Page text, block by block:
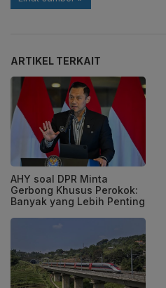
ARTIKEL TERKAIT
AHY soal DPR Minta
Gerbong Khusus Perokok:
Banyak yang Lebih Penting